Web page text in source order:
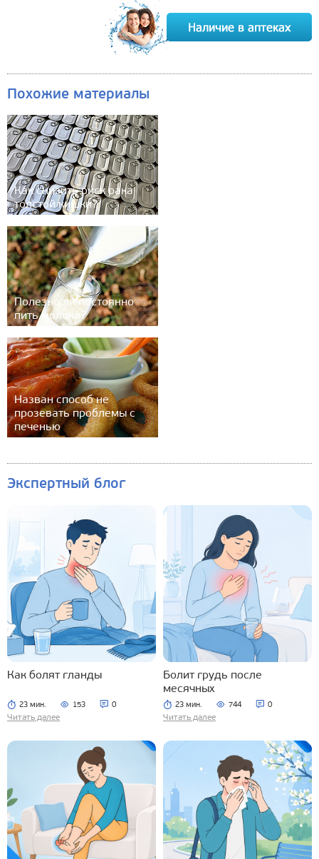
Похожие материалы
Как снизить риск рака
толстой кишки?
Полезно ли постоянно
пить молоко?
Назван способ не
прозевать проблемы с
печенью
Экспертный блог
Как болят гланды
23 мин. 153 0
Читать далее
Болит грудь после
месячных
23 мин. 744 0
Читать далее